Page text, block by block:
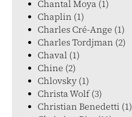
Chantal Moya (1)
Chaplin (1)
Charles Cré-Ange (1)
Charles Tordjman (2)
Chaval (1)
Chine (2)
Chlovsky (1)
Christa Wolf (3)
Christian Benedetti (1)